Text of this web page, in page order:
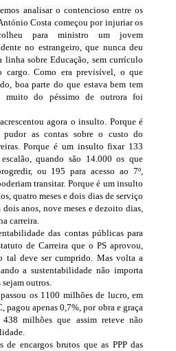
analisar o contencioso entre os
Costa começou por injuriar os
para ministro um jovem
no estrangeiro, que nunca deu
linha sobre Educação, sem currículo
cargo. Como era previsível, o que
boa parte do que estava bem tem
muito do péssimo de outrora foi
agora o insulto. Porque é
as contas sobre o custo do
Porque é um insulto fixar 133
quando são 14.000 os que
ou 195 para acesso ao 7º,
transitar. Porque é um insulto
quatro meses e dois dias de serviço
anos, nove meses e dezoito dias,
carreira.
das contas públicas para
de Carreira que o PS aprovou,
tal deve ser cumprido. Mas volta a
a sustentabilidade não importa
sejam outros.
os 1100 milhões de lucro, em
pagou apenas 0,7%, por obra e graça
milhões que assim reteve não
de encargos brutos que as PPP das